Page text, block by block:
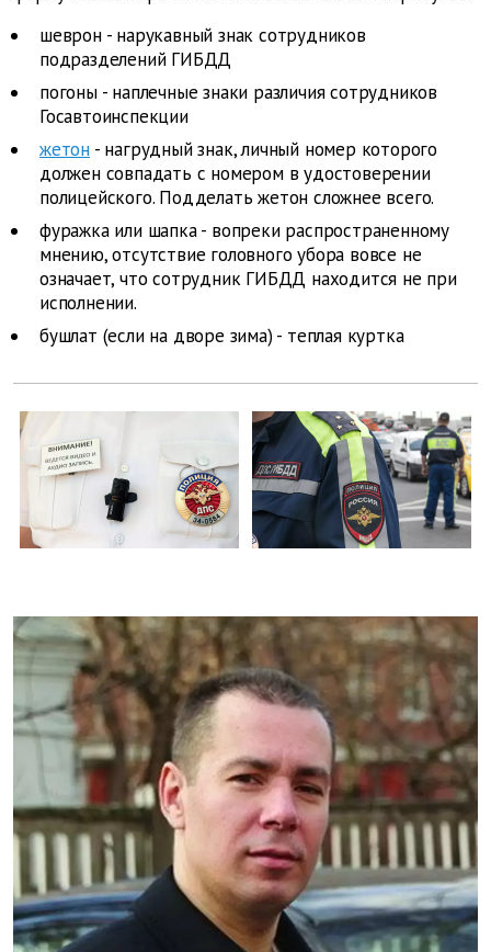
шеврон - нарукавный знак сотрудников
подразделений ГИБДД
погоны - наплечные знаки различия сотрудников
Госавтоинспекции
жетон - нагрудный знак, личный номер которого
должен совпадать с номером в удостоверении
полицейского. Подделать жетон сложнее всего.
фуражка или шапка - вопреки распространенному
мнению, отсутствие головного убора вовсе не
означает, что сотрудник ГИБДД находится не при
исполнении.
бушлат (если на дворе зима) - теплая куртка